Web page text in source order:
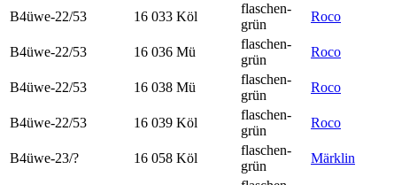
B4üwe-22/53 16 033 Köl
flaschen­
grün
Roco
B4üwe-22/53 16 036 Mü
flaschen­
grün
Roco
B4üwe-22/53 16 038 Mü
flaschen­
grün
Roco
B4üwe-22/53 16 039 Köl
flaschen­
grün
Roco
B4üwe-23/? 16 058 Köl
flaschen­
grün
Märklin